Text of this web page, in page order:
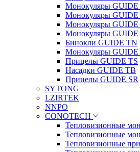
Монокуляры GUIDE
Монокуляры GUIDE
Монокуляры
Монокуляры GUIDE
Бинокли GUIDE TN
Монокуляры
Прицелы GUIDE TS
Насадки GUIDE TB
Прицелы GUIDE SR
SYTONG
LZIRTEK
NNPO
CONOTECH
Тепловизионные
Тепловизионные
Тепловизионные